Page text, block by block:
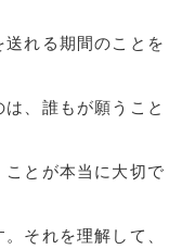
れる期間のことを
、誰もが願うこと
とが本当に大切で
それを理解して、